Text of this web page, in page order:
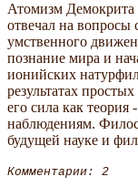
Атомизм
отвечал на вопросы
умственного
познание мира и
ионийских
результатах
его сила как теория
наблюдениям.
будущей науке и
Комментарии: 2